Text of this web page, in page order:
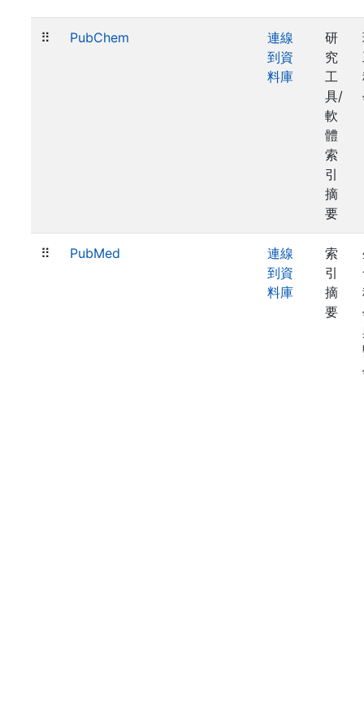
⠿ PubChem
連線
到資
料庫
研
究
工
具/
軟
體
索
引
摘
要
⠿ PubMed
連線
到資
料庫
索
引
摘
要